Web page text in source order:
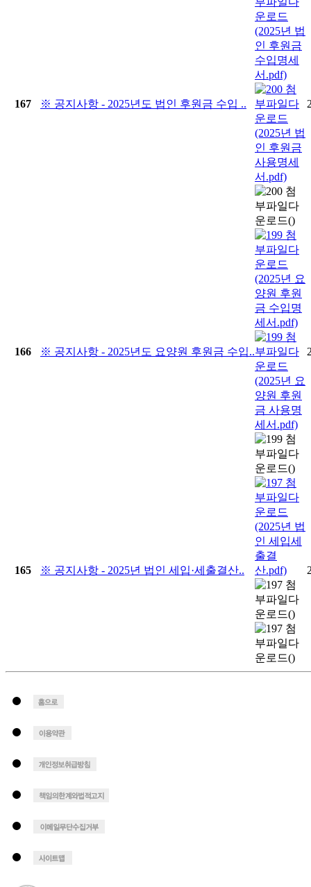
167 ※ 공지사항 - 2025년도 법인 후원금 수입 ..
166 ※ 공지사항 - 2025년도 요양원 후원금 수입..
165 ※ 공지사항 - 2025년 법인 세입·세출결산..